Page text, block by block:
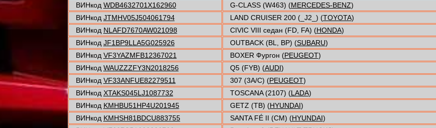
ВИНкод WDB4632701X162960 G-CLASS (W463) (MERCEDES-BENZ)
ВИНкод JTMHV05J504061794 LAND CRUISER 200 (_J2_) (TOYOTA)
ВИНкод NLAFD7670AW021098 CIVIC VIII седан (FD, FA) (HONDA)
ВИНкод JF1BP9LLA5G025926 OUTBACK (BL, BP) (SUBARU)
ВИНкод VF3YAZMFB12367021 BOXER Фургон (PEUGEOT)
ВИНкод WAUZZZFY3N2018256 Q5 (FYB) (AUDI)
ВИНкод VF33ANFUE82279511 307 (3A/C) (PEUGEOT)
ВИНкод XTAKS045LJ1087732 TOSCANA (2107) (LADA)
ВИНкод KMHBU51HP4U201945 GETZ (TB) (HYUNDAI)
ВИНкод KMHSH81BDCU883755 SANTA FÉ II (CM) (HYUNDAI)